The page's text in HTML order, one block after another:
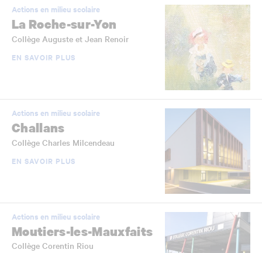
Actions en milieu scolaire
La Roche-sur-Yon
Collège Auguste et Jean Renoir
EN SAVOIR PLUS
Actions en milieu scolaire
Challans
Collège Charles Milcendeau
EN SAVOIR PLUS
Actions en milieu scolaire
Moutiers-les-Mauxfaits
Collège Corentin Riou